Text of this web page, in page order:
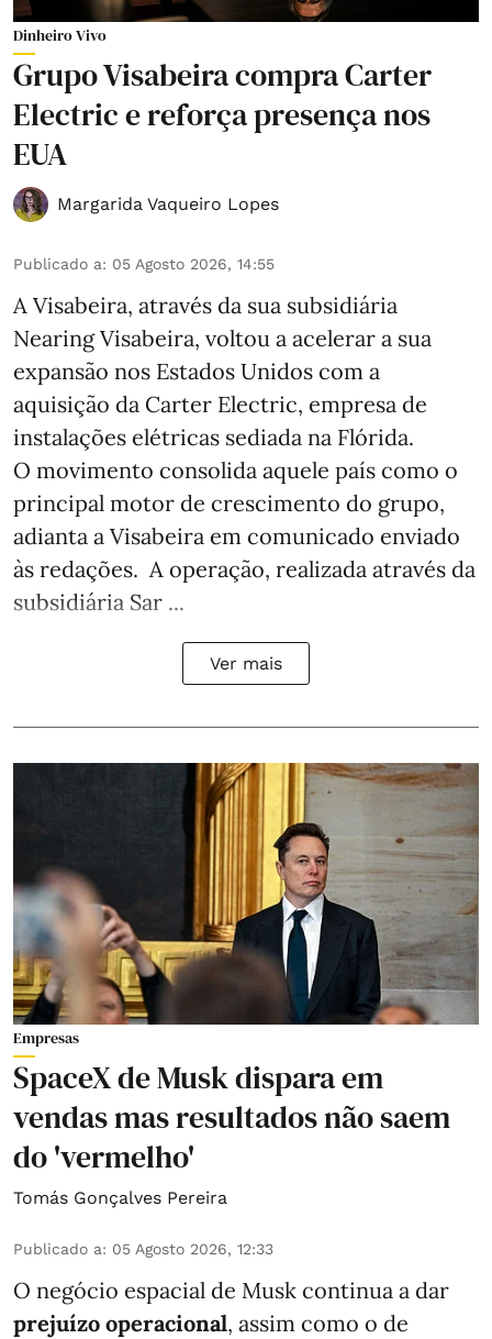
Dinheiro Vivo
Grupo Visabeira compra Carter
Electric e reforça presença nos
EUA
Margarida Vaqueiro Lopes
Publicado a: 05 Agosto 2026, 14:55
A Visabeira, através da sua subsidiária
Nearing Visabeira, voltou a acelerar a sua
expansão nos Estados Unidos com a
aquisição da Carter Electric, empresa de
instalações elétricas sediada na Flórida.
O movimento consolida aquele país como o
principal motor de crescimento do grupo,
adianta a Visabeira em comunicado enviado
às redações. A operação, realizada através da
subsidiária Sar ...
Ver mais
Empresas
SpaceX de Musk dispara em
vendas mas resultados não saem
do 'vermelho'
Tomás Gonçalves Pereira
Publicado a: 05 Agosto 2026, 12:33
O negócio espacial de Musk continua a dar
prejuízo operacional, assim como o de